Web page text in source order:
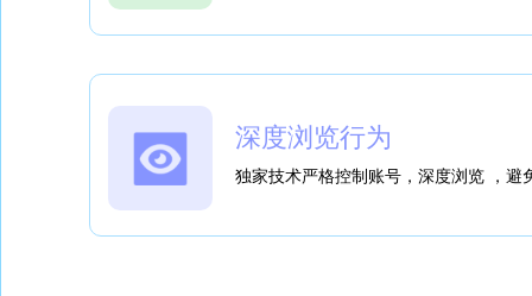
深度浏览行为
独家技术严格控制账号，深度浏览 ，避